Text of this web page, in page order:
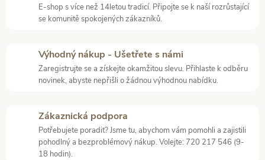
E-shop s více než 14letou tradicí. Připojte se k naší rozrůstající
se komunitě spokojených zákazníků.
Výhodný nákup - Ušetřete s námi
Zaregistrujte se a získejte okamžitou slevu. Přihlaste k odběru
novinek, abyste nepřišli o žádnou výhodnou nabídku.
Zákaznická podpora
Potřebujete poradit? Jsme tu, abychom vám pomohli a zajistili
pohodlný a bezproblémový nákup. Volejte: 720 217 546 (9-
18 hodin).